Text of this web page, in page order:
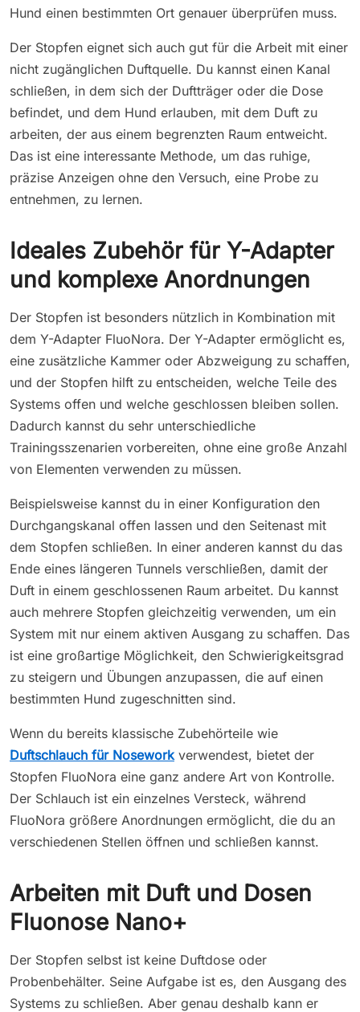
Hund einen bestimmten Ort genauer überprüfen muss.
Der Stopfen eignet sich auch gut für die Arbeit mit einer
nicht zugänglichen Duftquelle. Du kannst einen Kanal
schließen, in dem sich der Duftträger oder die Dose
befindet, und dem Hund erlauben, mit dem Duft zu
arbeiten, der aus einem begrenzten Raum entweicht.
Das ist eine interessante Methode, um das ruhige,
präzise Anzeigen ohne den Versuch, eine Probe zu
entnehmen, zu lernen.
Ideales Zubehör für Y-Adapter
und komplexe Anordnungen
Der Stopfen ist besonders nützlich in Kombination mit
dem Y-Adapter FluoNora. Der Y-Adapter ermöglicht es,
eine zusätzliche Kammer oder Abzweigung zu schaffen,
und der Stopfen hilft zu entscheiden, welche Teile des
Systems offen und welche geschlossen bleiben sollen.
Dadurch kannst du sehr unterschiedliche
Trainingsszenarien vorbereiten, ohne eine große Anzahl
von Elementen verwenden zu müssen.
Beispielsweise kannst du in einer Konfiguration den
Durchgangskanal offen lassen und den Seitenast mit
dem Stopfen schließen. In einer anderen kannst du das
Ende eines längeren Tunnels verschließen, damit der
Duft in einem geschlossenen Raum arbeitet. Du kannst
auch mehrere Stopfen gleichzeitig verwenden, um ein
System mit nur einem aktiven Ausgang zu schaffen. Das
ist eine großartige Möglichkeit, den Schwierigkeitsgrad
zu steigern und Übungen anzupassen, die auf einen
bestimmten Hund zugeschnitten sind.
Wenn du bereits klassische Zubehörteile wie
Duftschlauch für Nosework verwendest, bietet der
Stopfen FluoNora eine ganz andere Art von Kontrolle.
Der Schlauch ist ein einzelnes Versteck, während
FluoNora größere Anordnungen ermöglicht, die du an
verschiedenen Stellen öffnen und schließen kannst.
Arbeiten mit Duft und Dosen
Fluonose Nano+
Der Stopfen selbst ist keine Duftdose oder
Probenbehälter. Seine Aufgabe ist es, den Ausgang des
Systems zu schließen. Aber genau deshalb kann er